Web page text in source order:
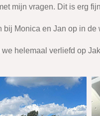
mijn vragen. Dit is erg
bij Monica en Jan op in
helemaal verliefd op